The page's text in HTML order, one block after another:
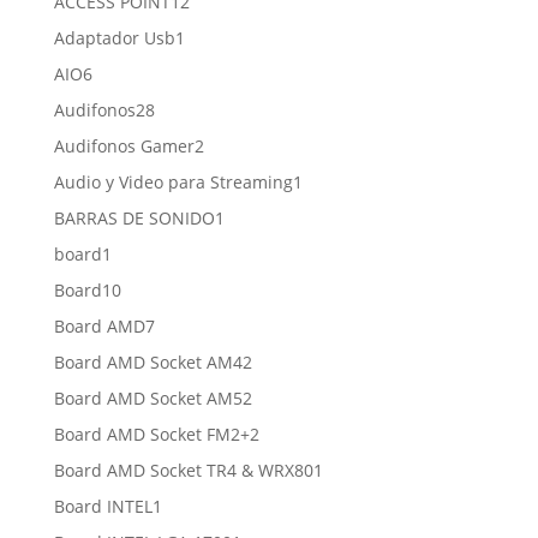
Adaptador Usb1
AIO66
productos
Audifonos2828
productos
Audifonos Gamer22
productos
Audio y Video para Streaming1
BARRAS DE SONIDO1
board1
producto
Board1010
productos
Board AMD77
productos
Board AMD Socket AM422
productos
Board AMD Socket AM522
productos
Board AMD Socket FM2+22
productos
Board AMD Socket TR4 & WRX801
Board INTEL1
producto